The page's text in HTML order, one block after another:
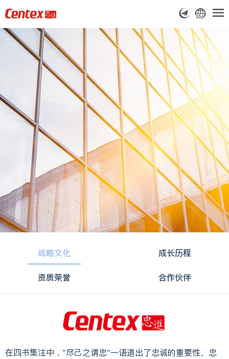
战略文化 成长历程
资质荣誉 合作伙伴
在四书集注中，"尽己之谓忠"一语道出了忠诚的重要性。忠